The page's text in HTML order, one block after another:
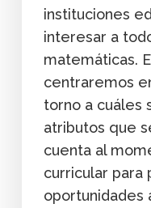
instituciones
interesar a
matemáticas.
centraremos
torno a cuáles
atributos que
cuenta al
curricular para
oportunidades